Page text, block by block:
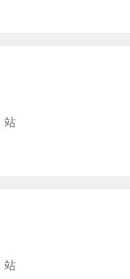
站
站